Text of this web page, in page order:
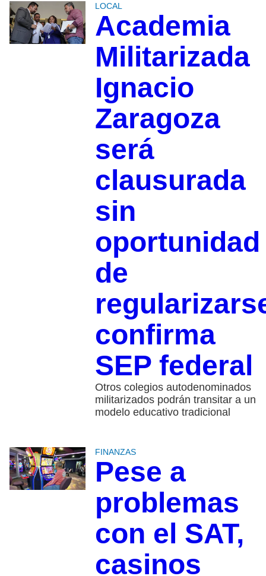
LOCAL
Academia
Militarizada
Ignacio
Zaragoza
será
clausurada
sin
oportunidad
de
confirma
SEP federal
Otros colegios autodenominados
militarizados podrán transitar a un
modelo educativo tradicional
FINANZAS
Pese a
problemas
con el SAT,
casinos